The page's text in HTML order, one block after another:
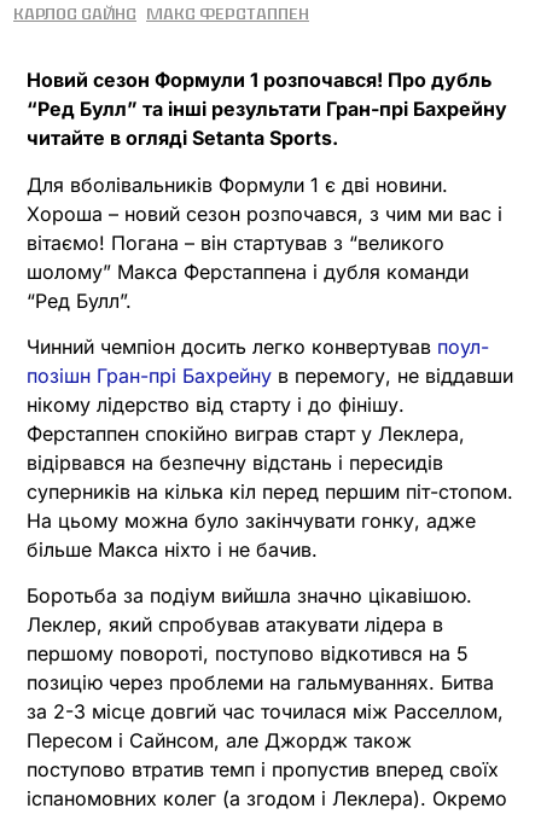
Карлос Сайнс Макс Ферстаппен
Новий сезон Формули 1 розпочався! Про дубль
“Ред Булл” та інші результати Гран-прі Бахрейну
читайте в огляді Setanta Sports.
Для вболівальників Формули 1 є дві новини.
Хороша – новий сезон розпочався, з чим ми вас і
вітаємо! Погана – він стартував з “великого
шолому” Макса Ферстаппена і дубля команди
“Ред Булл”.
Чинний чемпіон досить легко конвертував поул-
позішн Гран-прі Бахрейну в перемогу, не віддавши
нікому лідерство від старту і до фінішу.
Ферстаппен спокійно виграв старт у Леклера,
відірвався на безпечну відстань і пересидів
суперників на кілька кіл перед першим піт-стопом.
На цьому можна було закінчувати гонку, адже
більше Макса ніхто і не бачив.
Боротьба за подіум вийшла значно цікавішою.
Леклер, який спробував атакувати лідера в
першому повороті, поступово відкотився на 5
позицію через проблеми на гальмуваннях. Битва
за 2-3 місце довгий час точилася між Расселлом,
Пересом і Сайнсом, але Джордж також
поступово втратив темп і пропустив вперед своїх
іспаномовних колег (а згодом і Леклера). Окремо